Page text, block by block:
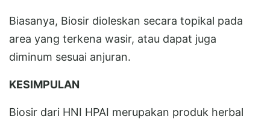
Biasanya, Biosir dioleskan secara topikal pada
area yang terkena wasir, atau dapat juga
diminum sesuai anjuran.
KESIMPULAN
Biosir dari HNI HPAI merupakan produk herbal